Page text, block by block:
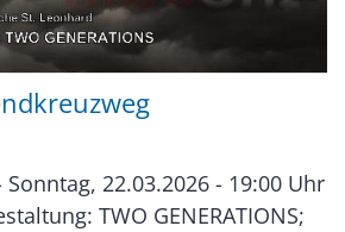
22.03.2026 - 19:00 Uhr
TWO GENERATIONS;